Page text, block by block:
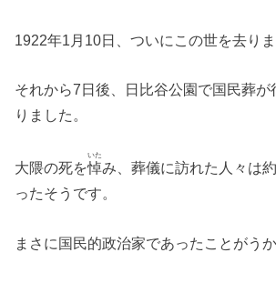
1922年1月10日、ついにこの世を去りま
それから7日後、日比谷公園で国民葬が
りました。
大隈の死を悼
いた
み、葬儀に訪れた人々は
ったそうです。
まさに国民的政治家であったことがう